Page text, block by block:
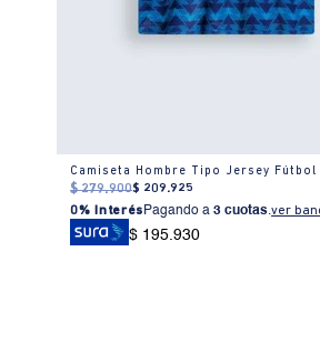
Camiseta Hombre Tipo Jersey Fútbol
$ 279.900$ 209.925
0% Interés Pagando a3 cuotas.ver
$ 195.930